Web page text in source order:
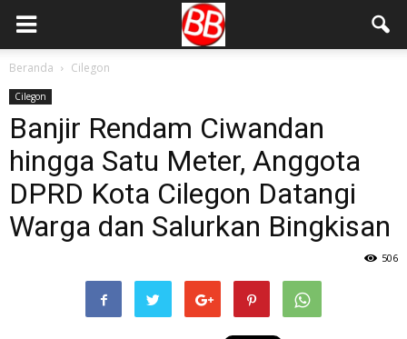
Beranda Cilegon
Cilegon
Banjir Rendam Ciwandan
hingga Satu Meter, Anggota
DPRD Kota Cilegon Datangi
Warga dan Salurkan Bingkisan
506